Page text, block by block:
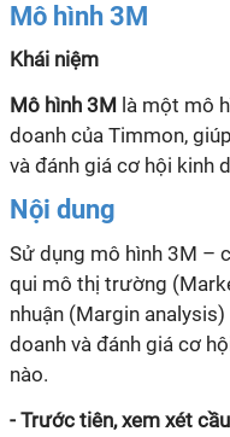
Mô hình 3M
Khái niệm
Mô hình 3M là một mô
doanh của Timmon,
và đánh giá cơ hội kinh
Nội dung
Sử dụng mô hình 3M –
qui mô thị trường
nhuận (Margin analysis)
doanh và đánh giá cơ
nào.
- Trước tiên, xem xét